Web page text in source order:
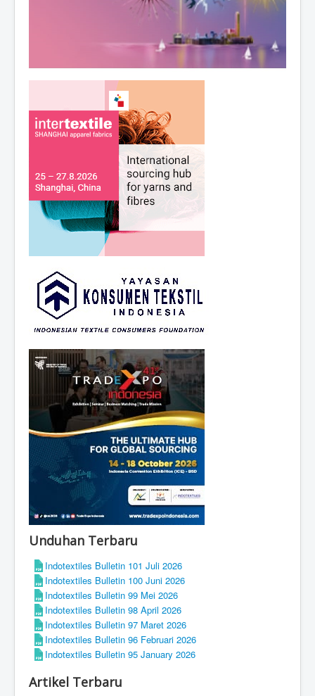
Unduhan Terbaru
Indotextiles Bulletin 101 Juli 2026
Indotextiles Bulletin 100 Juni 2026
Indotextiles Bulletin 99 Mei 2026
Indotextiles Bulletin 98 April 2026
Indotextiles Bulletin 97 Maret 2026
Indotextiles Bulletin 96 Februari 2026
Indotextiles Bulletin 95 January 2026
Artikel Terbaru